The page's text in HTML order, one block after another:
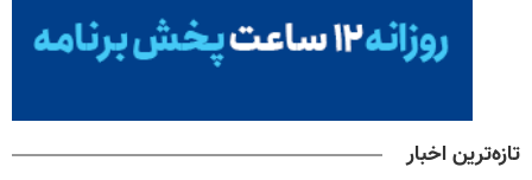
تازه‌ترین اخبار